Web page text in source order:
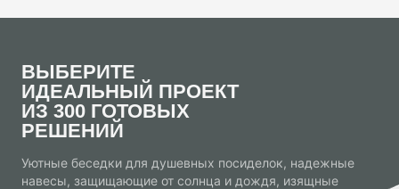
ВЫБЕРИТЕ
ИДЕАЛЬНЫЙ ПРОЕКТ
ИЗ 300 ГОТОВЫХ
РЕШЕНИЙ
Уютные беседки для душевных посиделок, надежные
навесы, защищающие от солнца и дождя, изящные